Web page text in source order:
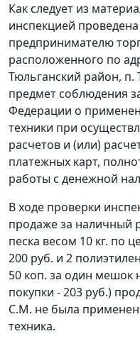
Как следует из
инспекцией
предпринимателю
расположенного по
Тюльганский район, п.
предмет соблюдения
Федерации о
техники при
расчетов и (или)
платежных карт,
работы с денежной
В ходе проверки
продаже за наличный
песка весом 10 кг. по
200 руб. и 2
50 коп. за один мешок
покупки - 203 руб.)
С.М. не была
техника.